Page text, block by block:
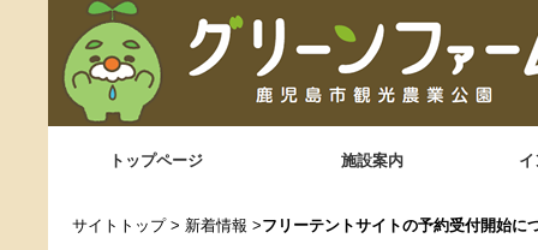
トップページ 施設案内
サイトトップ> 新着情報 >フリーテントサイトの予約受付開始に